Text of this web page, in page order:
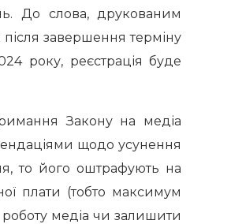
До слова, друкованим
завершення терміну
року, реєстрація буде
Закону на медіа
щодо усунення
то його оштрафують на
плати (тобто максимум
медіа чи залишити